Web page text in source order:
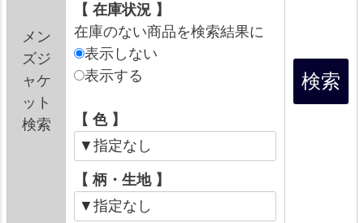
メン
ズジ
ャケ
ット
検索
【 在庫状況 】
在庫のない商品を検索結果に
表示しない
表示する
【 色 】
【 柄・生地 】